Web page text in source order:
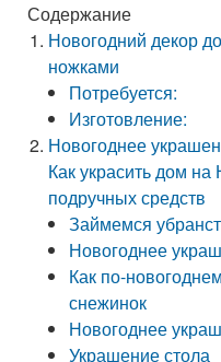
Содержание
Новогодний декор
ножками
Потребуется:
Изготовление:
Новогоднее
Как украсить дом
подручных средств
Займемся
Новогоднее
Как по-
снежинок
Новогоднее
Украшение стола